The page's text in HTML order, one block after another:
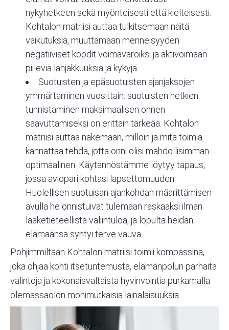
nykyhetkeen sekä myönteisesti että kielteisesti.
Kohtalon matriisi auttaa tulkitsemaan näitä
vaikutuksia, muuttamaan menneisyyden
negatiiviset koodit voimavaroiksi ja aktivoimaan
piileviä lahjakkuuksia ja kykyjä.
Suotuisten ja epäsuotuisten ajanjaksojen
ymmärtäminen vuosittain: suotuisten hetkien
tunnistaminen maksimaalisen onnen
saavuttamiseksi on erittäin tärkeää. Kohtalon
matriisi auttaa näkemään, milloin ja mitä toimia
kannattaa tehdä, jotta onni olisi mahdollisimman
optimaalinen. Käytännöstämme löytyy tapaus,
jossa aviopari kohtasi lapsettomuuden.
Huolellisen suotuisan ajankohdan määrittämisen
avulla he onnistuivat tulemaan raskaaksi ilman
lääketieteellistä väliintuloa, ja lopulta heidän
elämäänsä syntyi terve vauva.
Pohjimmiltaan Kohtalon matriisi toimii kompassina,
joka ohjaa kohti itsetuntemusta, elämänpolun parhaita
valintoja ja kokonaisvaltaista hyvinvointia purkamalla
olemassaolon monimutkaisia lainalaisuuksia.